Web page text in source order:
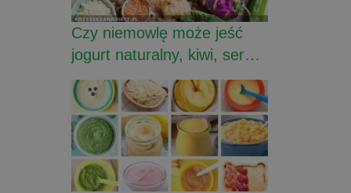
Czy niemowlę może jeść
jogurt naturalny, kiwi, ser…